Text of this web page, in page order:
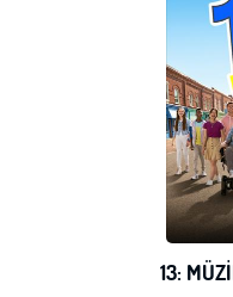
13: